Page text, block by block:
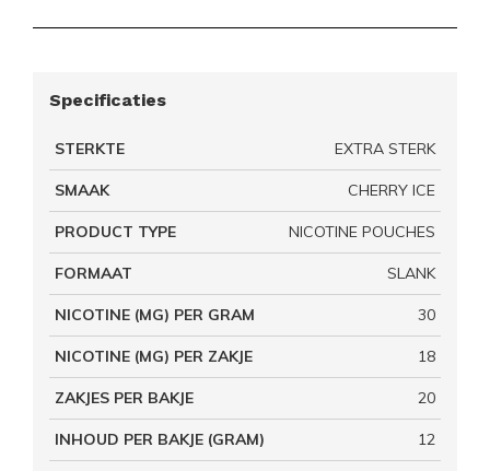
Specificaties
STERKTE EXTRA STERK
SMAAK CHERRY ICE
PRODUCT TYPE NICOTINE POUCHES
FORMAAT SLANK
NICOTINE (MG) PER GRAM 30
NICOTINE (MG) PER ZAKJE 18
ZAKJES PER BAKJE 20
INHOUD PER BAKJE (GRAM) 12